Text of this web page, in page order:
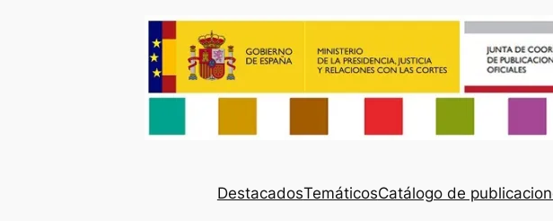
DestacadosTemáticosCatálogo de